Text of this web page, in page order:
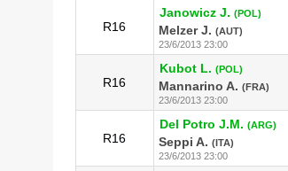
R16
Janowicz J. (POL)
Melzer J. (AUT)
23/6/2013 23:00
R16
Kubot L. (POL)
Mannarino A. (FRA)
23/6/2013 23:00
R16
Del Potro J.M. (ARG)
Seppi A. (ITA)
23/6/2013 23:00